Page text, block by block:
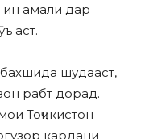
амали дар
аст.
шудааст,
рабт дорад.
Тоҷикистон
кардани